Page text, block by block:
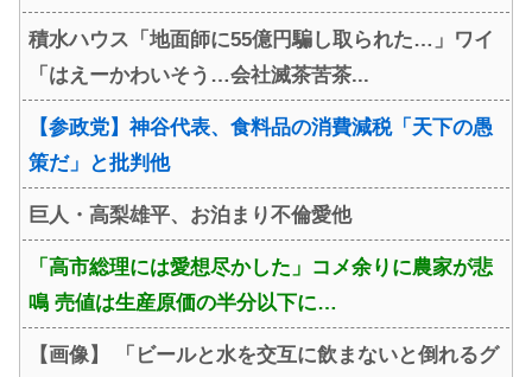
積水ハウス「地面師に55億円騙し取られた…」ワイ
「はえーかわいそう…会社滅茶苦茶...
【参政党】神谷代表、食料品の消費減税「天下の愚
策だ」と批判他
巨人・高梨雄平、お泊まり不倫愛他
「高市総理には愛想尽かした」コメ余りに農家が悲
鳴 売値は生産原価の半分以下に…
【画像】 「ビールと水を交互に飲まないと倒れるグ